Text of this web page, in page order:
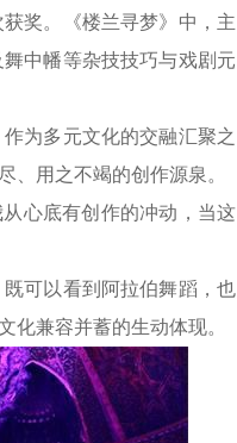
奖。《楼兰寻梦》中，主
中幡等杂技技巧与戏剧元
为多元文化的交融汇聚之
、用之不竭的创作源泉。
心底有创作的冲动，当这
可以看到阿拉伯舞蹈，也
化兼容并蓄的生动体现。